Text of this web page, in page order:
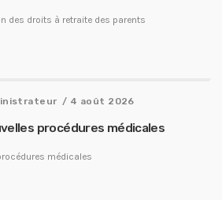
des droits à retraite des parents
/ 4 août 2026
procédures médicales
médicales